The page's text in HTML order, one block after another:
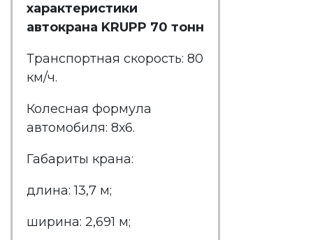
характеристики
автокрана KRUPP 70 тонн
Транспортная скорость: 80
км/ч.
Колесная формула
автомобиля: 8х6.
Габариты крана:
длина: 13,7 м;
ширина: 2,691 м;